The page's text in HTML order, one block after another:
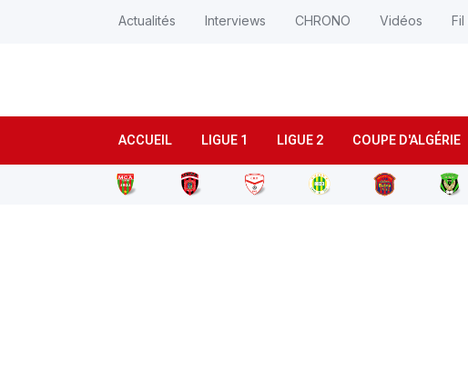
ACCUEIL LIGUE 1 LIGUE 2 COUPE D'ALGÉRIE
Actualités Interviews CHRONO Vidéos